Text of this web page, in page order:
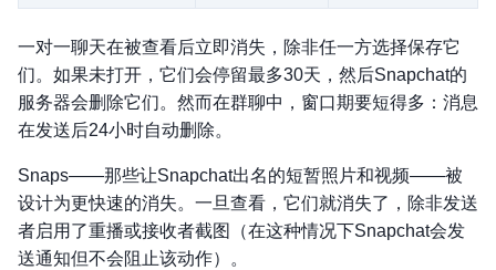
一对一聊天在被查看后立即消失，除非任一方选择保存它
们。如果未打开，它们会停留最多30天，然后Snapchat的
服务器会删除它们。然而在群聊中，窗口期要短得多：消息
在发送后24小时自动删除。
Snaps——那些让Snapchat出名的短暂照片和视频——被
设计为更快速的消失。一旦查看，它们就消失了，除非发送
者启用了重播或接收者截图（在这种情况下Snapchat会发
送通知但不会阻止该动作）。